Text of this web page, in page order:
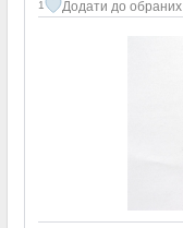
1 Додати до обраних